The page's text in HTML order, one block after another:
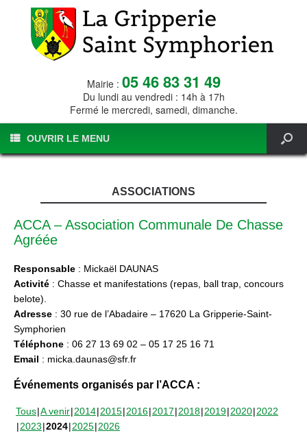
Mairie : 05 46 83 31 49
Du lundi au vendredi : 14h à 17h
Fermé le mercredi, samedi, dimanche.
OUVRIR LE MENU
ASSOCIATIONS
ACCA – Association Communale De Chasse
Agréée
Responsable : Mickaël DAUNAS
Activité : Chasse et manifestations (repas, ball trap, concours
belote).
Adresse : 30 rue de l’Abadaire – 17620 La Gripperie-Saint-
Symphorien
Téléphone : 06 27 13 69 02 – 05 17 25 16 71
Email : micka.daunas@sfr.fr
Événements organisés par l’ACCA :
Tous A venir 2014 2015 2016 2017 2018 2019 2020 2022
2023 2024 2025 2026